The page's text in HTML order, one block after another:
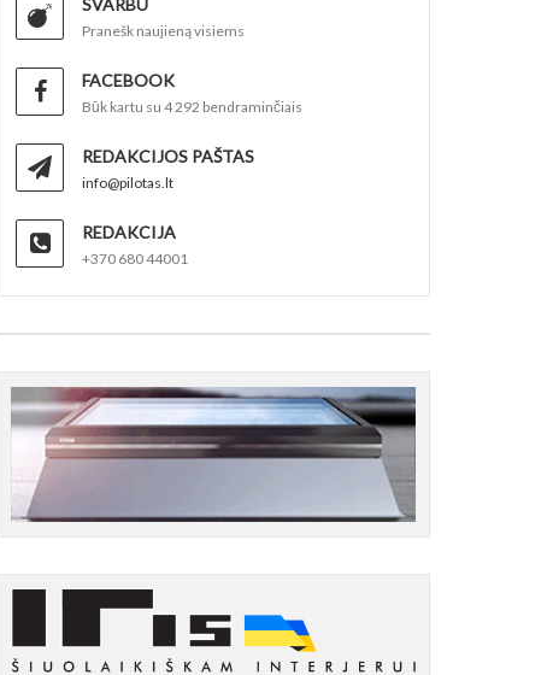
SVARBU
Pranešk naujieną visiems
FACEBOOK
Būk kartu su 4 292 bendraminčiais
REDAKCIJOS PAŠTAS
info@pilotas.lt
REDAKCIJA
+370 680 44001